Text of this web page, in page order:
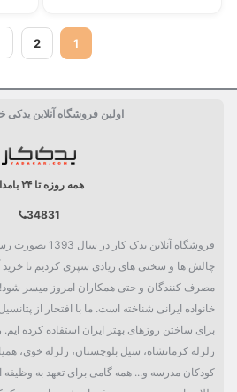
1
2
اولین فروشگاه آنلاین یدکی
همه روزه تا ۲۴ بامداد
34831
فروشگاه آنلاین
چالش ها و سختی های زیادی سپری کردیم تا خرید
مصرف کنندگان و حتی همکاران امروز میسر
خانواده ایرانی شناخته است. ما با افتخار از
برای ساختن روزهای بهتر ایران استفاده کرده ایم.
زلزله کرمانشاه، سیل بلوچستان، زلزله خوی،
کودکان مدرسه و... همه گامی برای تعهد به وظیفه